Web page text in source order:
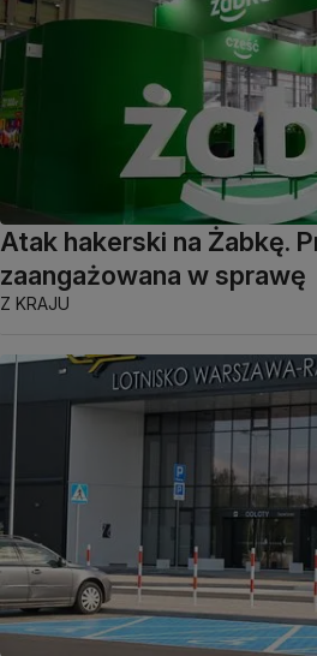
Atak hakerski na Żabkę.
zaangażowana w sprawę
Z KRAJU